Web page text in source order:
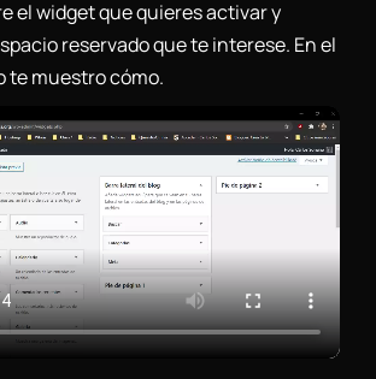
el widget que quieres activar y
reservado que te interese. En el
te muestro cómo.